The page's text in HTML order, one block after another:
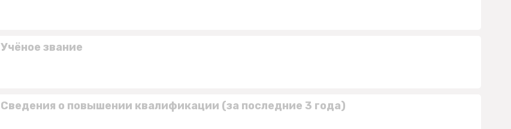
Учёное звание
Сведения о повышении квалификации (за последние 3 года)